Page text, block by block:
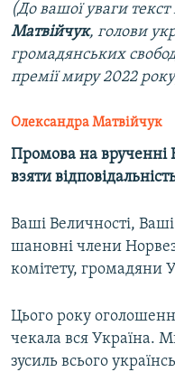
(До вашої уваги
Матвійчук, голови
громадянських
премії миру 2022
Олександра Матвійчук
Промова на врученні
взяти
Ваші Величності, Ваші
шановні члени
комітету, громадяни
Цього року
чекала вся Україна.
зусиль всього